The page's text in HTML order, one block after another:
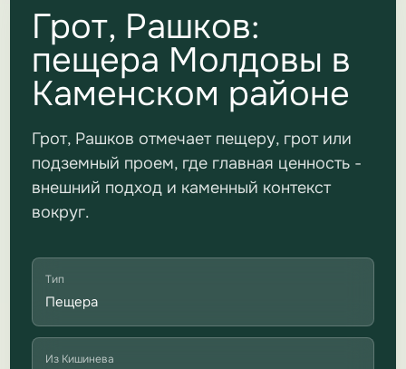
Грот, Рашков:
пещера Молдовы в
Каменском районе
Грот, Рашков отмечает пещеру, грот или
подземный проем, где главная ценность -
внешний подход и каменный контекст
вокруг.
Тип
Пещера
Из Кишинева